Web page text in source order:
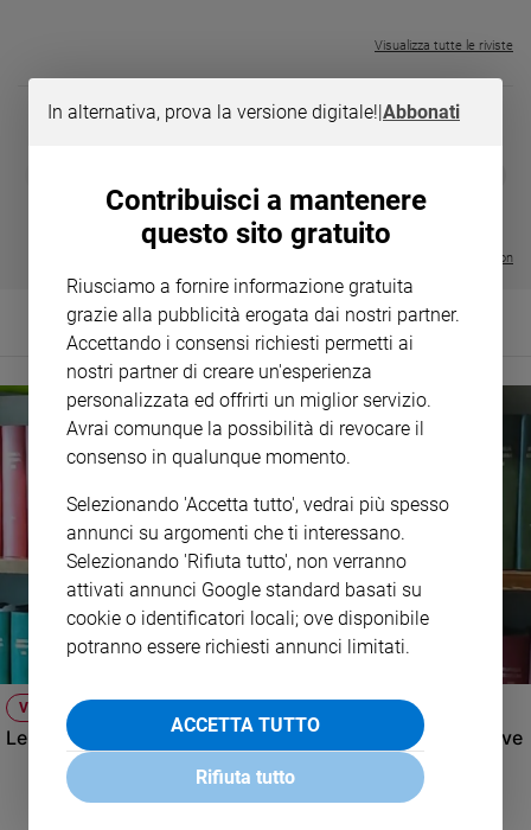
Registrati
Redazione
Social
Visualizza tutte le riviste
LE GRANDI BASILICHE ITALIANE
- VOL DA 1 AL 5
Visualizza tutte le collection
VIDEO
Le spiagge italiane: concessioni, libero accesso, iniziative
In alternativa, prova la versione digitale!|Abbonati
Contribuisci a mantenere
questo sito gratuito
Riusciamo a fornire informazione gratuita
grazie alla pubblicità erogata dai nostri partner.
Accettando i consensi richiesti permetti ai
nostri partner di creare un'esperienza
personalizzata ed offrirti un miglior servizio.
Avrai comunque la possibilità di revocare il
consenso in qualunque momento.
Selezionando 'Accetta tutto', vedrai più spesso
annunci su argomenti che ti interessano.
Selezionando 'Rifiuta tutto', non verranno
attivati annunci Google standard basati su
cookie o identificatori locali; ove disponibile
potranno essere richiesti annunci limitati.
ACCETTA TUTTO
Rifiuta tutto